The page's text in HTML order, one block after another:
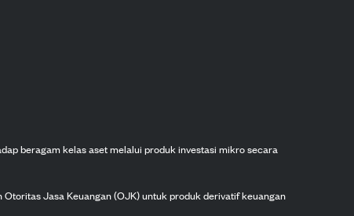
beragam kelas aset melalui produk investasi mikro secara
Jasa Keuangan (OJK) untuk produk derivatif keuangan